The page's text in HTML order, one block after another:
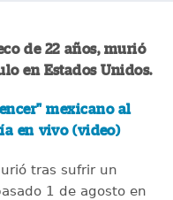
de 22 años, murió
en Estados Unidos.
mexicano al
en vivo (video)
tras sufrir un
1 de agosto en